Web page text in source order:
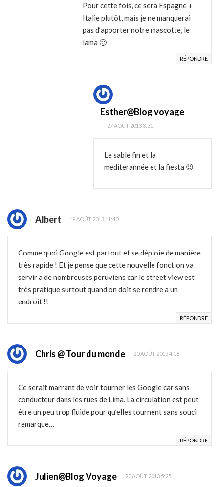
Pour cette fois, ce sera Espagne +
Italie plutôt, mais je ne manquerai
pas d’apporter notre mascotte, le
lama 🙂
RÉPONDRE
Esther@Blog voyage
27 AOÛT 2013 3:31
Le sable fin et la
mediterannée et la fiesta 😉
Albert 19 AOÛT 2013 11:40
Comme quoi Google est partout et se déploie de manière
très rapide ! Et je pense que cette nouvelle fonction va
servir a de nombreuses péruviens car le street view est
très pratique surtout quand on doit se rendre a un
endroit !!
RÉPONDRE
Chris @ Tour du monde 20 AOÛT 2013 4:18
Ce serait marrant de voir tourner les Google car sans
conducteur dans les rues de Lima. La circulation est peut
être un peu trop fluide pour qu’elles tournent sans souci
remarque…
RÉPONDRE
Julien@Blog Voyage 20 AOÛT 2013 5:25